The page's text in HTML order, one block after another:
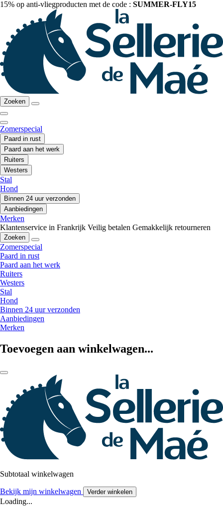
15% op anti-vliegproducten met de code : SUMMER-FLY15
Zoeken
Zomerspecial
Paard in rust
Paard aan het werk
Ruiters
Westers
Stal
Hond
Binnen 24 uur verzonden
Aanbiedingen
Merken
Klantenservice in Frankrijk Veilig betalen Gemakkelijk retourneren
Zoeken
Zomerspecial
Paard in rust
Paard aan het werk
Ruiters
Westers
Stal
Hond
Binnen 24 uur verzonden
Aanbiedingen
Merken
Toevoegen aan winkelwagen...
Subtotaal winkelwagen
Bekijk mijn winkelwagen Verder winkelen
Loading...